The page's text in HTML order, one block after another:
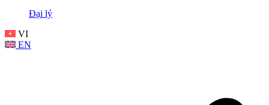
Đại lý
VI
EN